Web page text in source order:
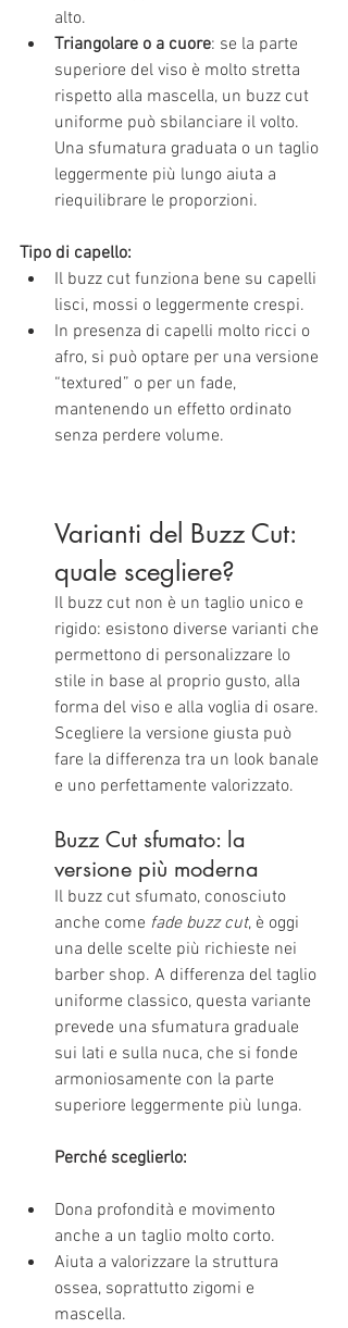
alto.
Triangolare o a cuore: se la parte
superiore del viso è molto stretta
rispetto alla mascella, un buzz cut
uniforme può sbilanciare il volto.
Una sfumatura graduata o un taglio
leggermente più lungo aiuta a
riequilibrare le proporzioni.
Tipo di capello:
Il buzz cut funziona bene su capelli
lisci, mossi o leggermente crespi.
In presenza di capelli molto ricci o
afro, si può optare per una versione
“textured” o per un fade,
mantenendo un effetto ordinato
senza perdere volume.
Varianti del Buzz Cut:
quale scegliere?
Il buzz cut non è un taglio unico e
rigido: esistono diverse varianti che
permettono di personalizzare lo
stile in base al proprio gusto, alla
forma del viso e alla voglia di osare.
Scegliere la versione giusta può
fare la differenza tra un look banale
e uno perfettamente valorizzato.
Buzz Cut sfumato: la
versione più moderna
Il buzz cut sfumato, conosciuto
anche come fade buzz cut, è oggi
una delle scelte più richieste nei
barber shop. A differenza del taglio
uniforme classico, questa variante
prevede una sfumatura graduale
sui lati e sulla nuca, che si fonde
armoniosamente con la parte
superiore leggermente più lunga.
Perché sceglierlo:
Dona profondità e movimento
anche a un taglio molto corto.
Aiuta a valorizzare la struttura
ossea, soprattutto zigomi e
mascella.